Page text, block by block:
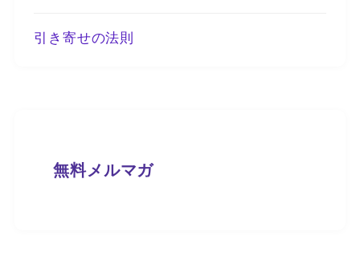
引き寄せの法則
無料メルマガ